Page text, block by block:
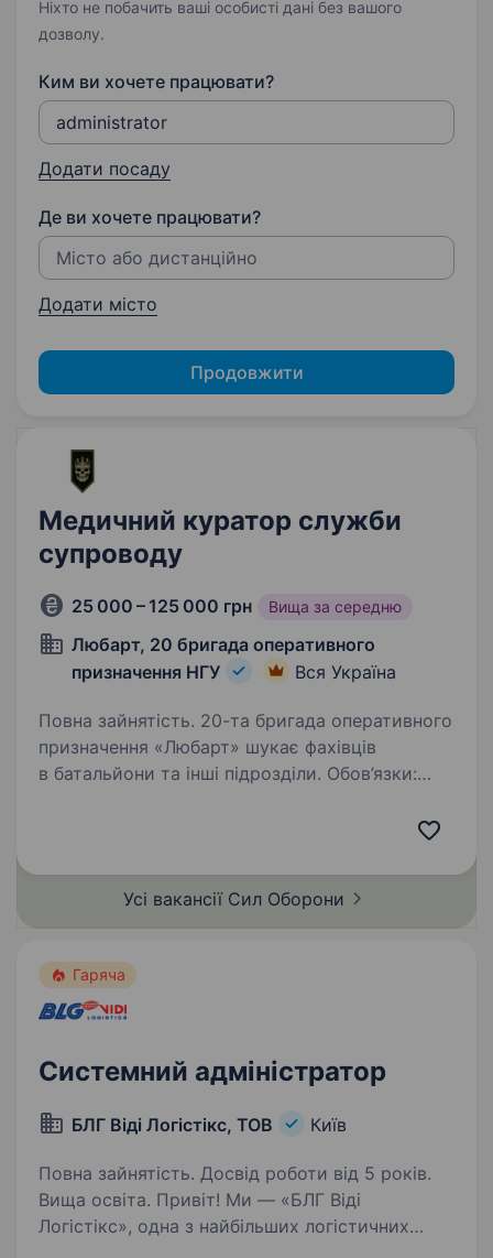
Ніхто не побачить ваші особисті дані без вашого
дозволу.
Ким ви хочете працювати?
Додати посаду
Де ви хочете працювати?
Додати місто
Продовжити
Медичний куратор служби
супроводу
25 000 – 125 000 грн Вища за середню
Любарт, 20 бригада оперативного
призначення НГУ
Вся Україна
Повна зайнятість. 20-та бригада оперативного
призначення «Любарт» шукає фахівців
в батальйони та інші підрозділи. Обов’язки:
первинну інформацію від супроводжуючого;
Усі вакансії Сил Оборони
Гаряча
Системний адміністратор
БЛГ Віді Логістікс, ТОВ Київ
Повна зайнятість. Досвід роботи від 5 років.
Вища освіта. Привіт! Ми — «БЛГ Віді
Логістікс», одна з найбільших логістичних